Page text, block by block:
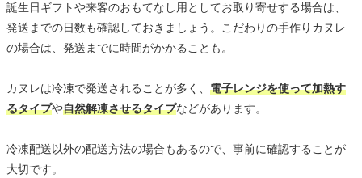
誕生日ギフトや来客のおもてなし用としてお取り寄せする場合は、
発送までの日数も確認しておきましょう。こだわりの手作りカヌレ
の場合は、発送までに時間がかかることも。
カヌレは冷凍で発送されることが多く、 電子レンジを使って加熱す
るタイプや自然解凍させるタイプなどがあります。
冷凍配送以外の配送方法の場合もあるので、事前に確認することが
大切です。